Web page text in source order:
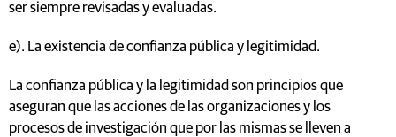
ser siempre revisadas y evaluadas.
e). La existencia de confianza pública y legitimidad.
La confianza pública y la legitimidad son principios que
aseguran que las acciones de las organizaciones y los
procesos de investigación que por las mismas se lleven a